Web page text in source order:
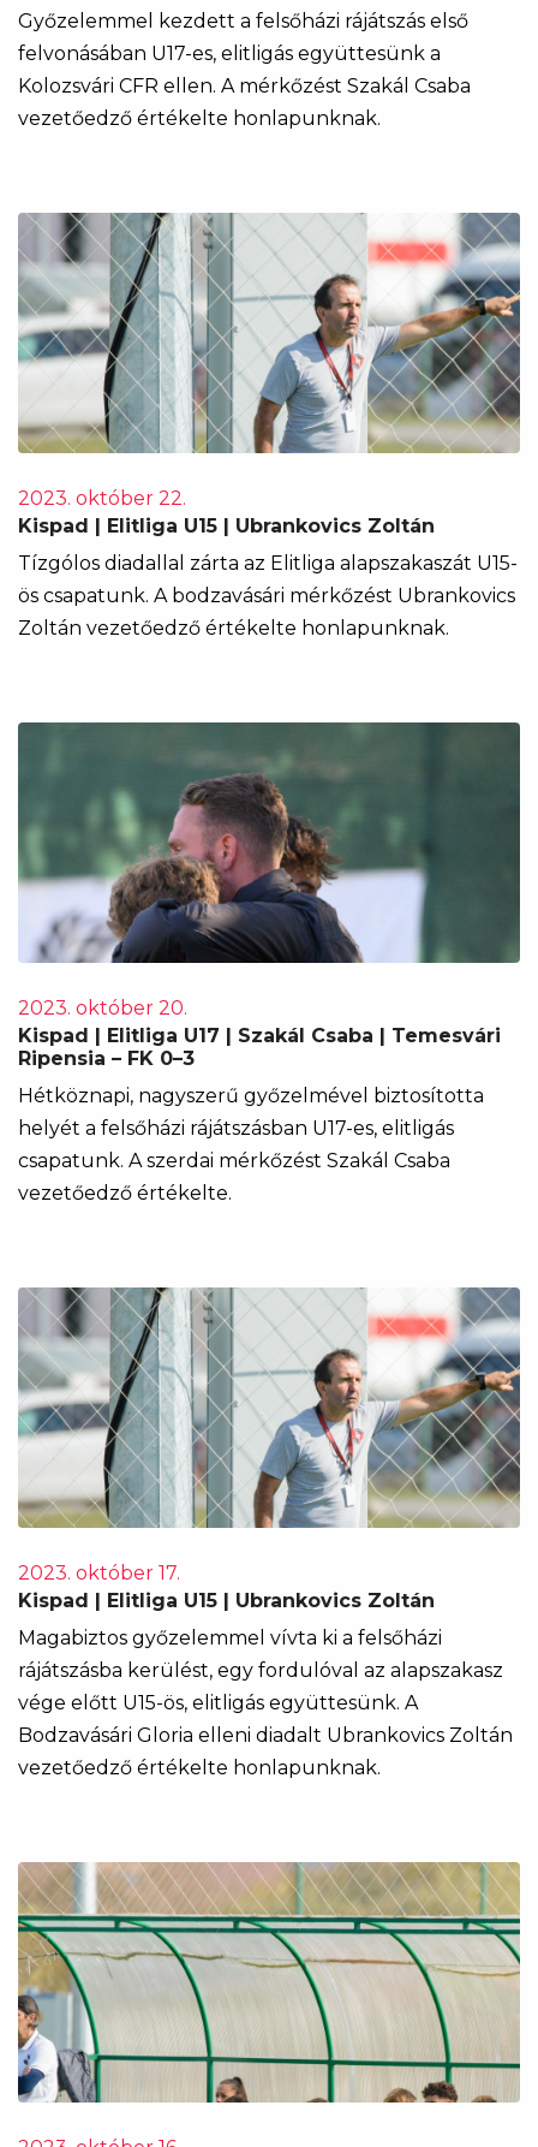
Győzelemmel kezdett a felsőházi rájátszás első
felvonásában U17-es, elitligás együttesünk a
Kolozsvári CFR ellen. A mérkőzést Szakál Csaba
vezetőedző értékelte honlapunknak.
2023. október 22.
Kispad | Elitliga U15 | Ubrankovics Zoltán
Tízgólos diadallal zárta az Elitliga alapszakaszát U15-
ös csapatunk. A bodzavásári mérkőzést Ubrankovics
Zoltán vezetőedző értékelte honlapunknak.
2023. október 20.
Kispad | Elitliga U17 | Szakál Csaba | Temesvári
Ripensia – FK 0–3
Hétköznapi, nagyszerű győzelmével biztosította
helyét a felsőházi rájátszásban U17-es, elitligás
csapatunk. A szerdai mérkőzést Szakál Csaba
vezetőedző értékelte.
2023. október 17.
Kispad | Elitliga U15 | Ubrankovics Zoltán
Magabiztos győzelemmel vívta ki a felsőházi
rájátszásba kerülést, egy fordulóval az alapszakasz
vége előtt U15-ös, elitligás együttesünk. A
Bodzavásári Gloria elleni diadalt Ubrankovics Zoltán
vezetőedző értékelte honlapunknak.